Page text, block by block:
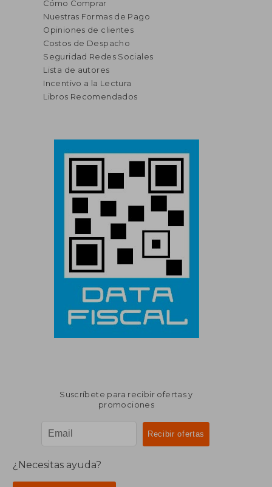
Cómo Comprar
Nuestras Formas de Pago
Opiniones de clientes
Costos de Despacho
Seguridad Redes Sociales
Lista de autores
Incentivo a la Lectura
Libros Recomendados
Suscríbete para recibir ofertas y
promociones
¿Necesitas ayuda?